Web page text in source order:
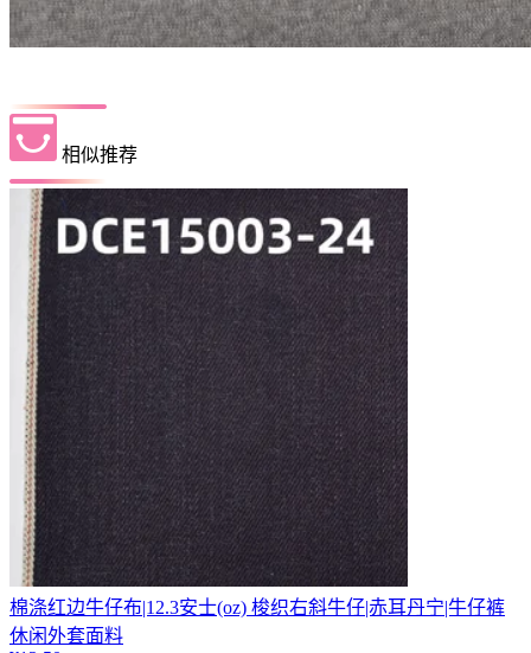
相似推荐
棉涤红边牛仔布|12.3安士(oz) 梭织右斜牛仔|赤耳丹宁|牛仔裤
休闲外套面料